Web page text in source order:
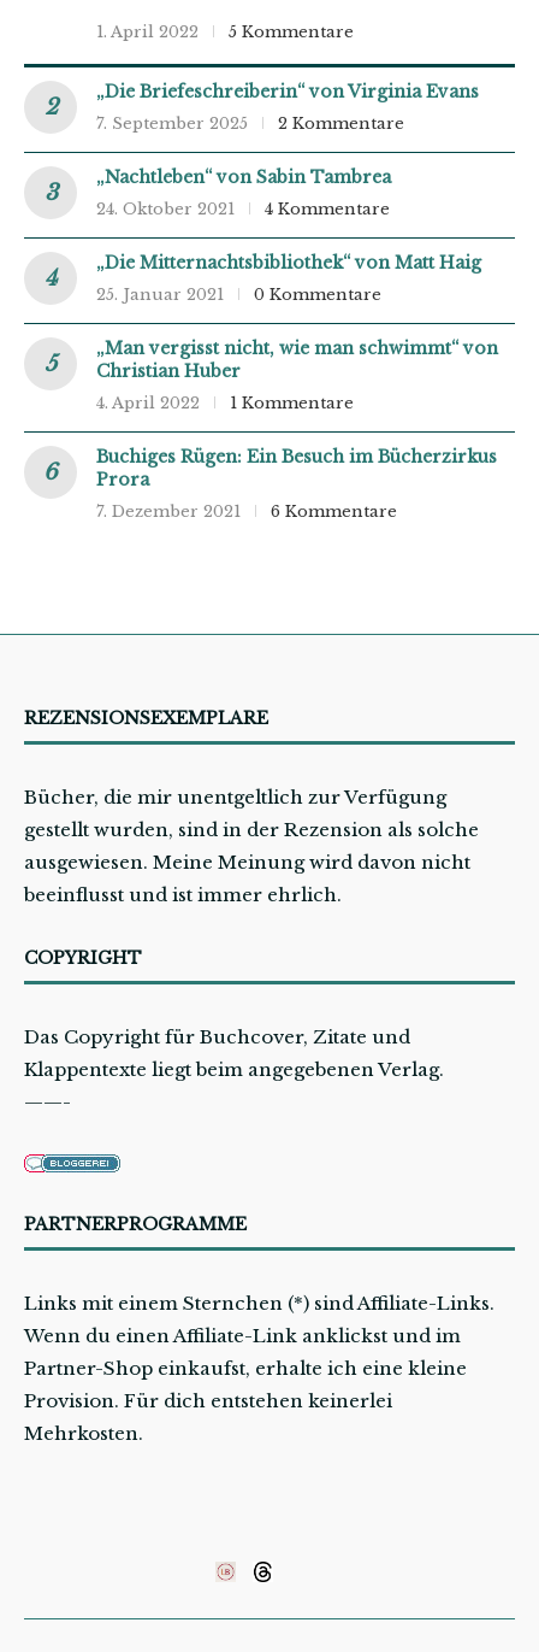
1. April 2022 5 Kommentare
„Die Briefeschreiberin“ von Virginia Evans
7. September 2025 2 Kommentare
„Nachtleben“ von Sabin Tambrea
24. Oktober 2021 4 Kommentare
„Die Mitternachtsbibliothek“ von Matt Haig
25. Januar 2021 0 Kommentare
„Man vergisst nicht, wie man schwimmt“ von
Christian Huber
4. April 2022 1 Kommentare
Buchiges Rügen: Ein Besuch im Bücherzirkus
Prora
7. Dezember 2021 6 Kommentare
REZENSIONSEXEMPLARE
Bücher, die mir unentgeltlich zur Verfügung
gestellt wurden, sind in der Rezension als solche
ausgewiesen. Meine Meinung wird davon nicht
beeinflusst und ist immer ehrlich.
COPYRIGHT
Das Copyright für Buchcover, Zitate und
Klappentexte liegt beim angegebenen Verlag.
——-
PARTNERPROGRAMME
Links mit einem Sternchen (*) sind Affiliate-Links.
Wenn du einen Affiliate-Link anklickst und im
Partner-Shop einkaufst, erhalte ich eine kleine
Provision. Für dich entstehen keinerlei
Mehrkosten.